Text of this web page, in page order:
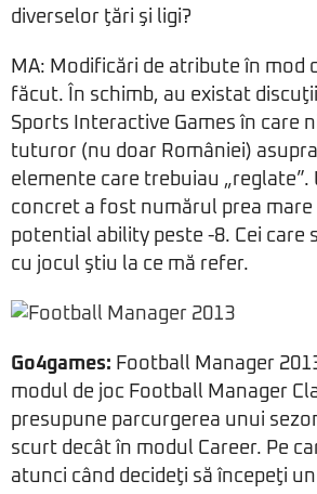
diverselor ţări şi ligi?
MA: Modificări de atribute în mod
făcut. În schimb, au existat
Sports Interactive Games în care
tuturor (nu doar României)
elemente care trebuiau „reglate”.
concret a fost numărul prea mare
potential ability peste -8. Cei care
cu jocul ştiu la ce mă refer.
Go4games: Football Manager
modul de joc Football Manager
presupune parcurgerea unui
scurt decât în modul Career. Pe
atunci când decideţi să începeţi